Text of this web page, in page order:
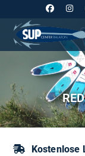
springen
Kostenlose